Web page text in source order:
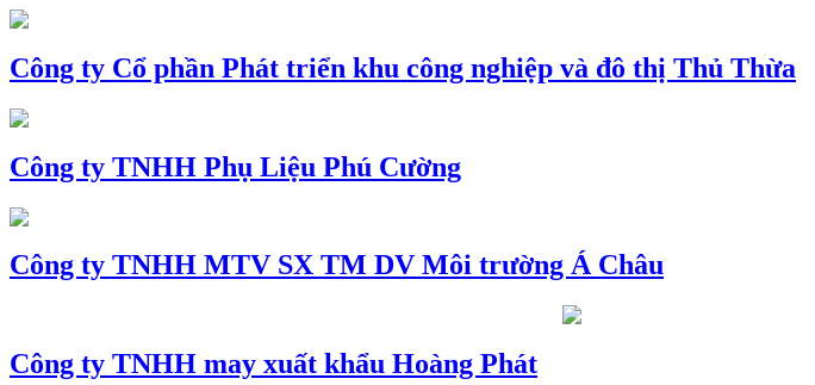
Công ty Cổ phần Phát triển khu công nghiệp và đô thị Thủ Thừa
Công ty TNHH Phụ Liệu Phú Cường
Công ty TNHH MTV SX TM DV Môi trường Á Châu
Công ty TNHH may xuất khẩu Hoàng Phát